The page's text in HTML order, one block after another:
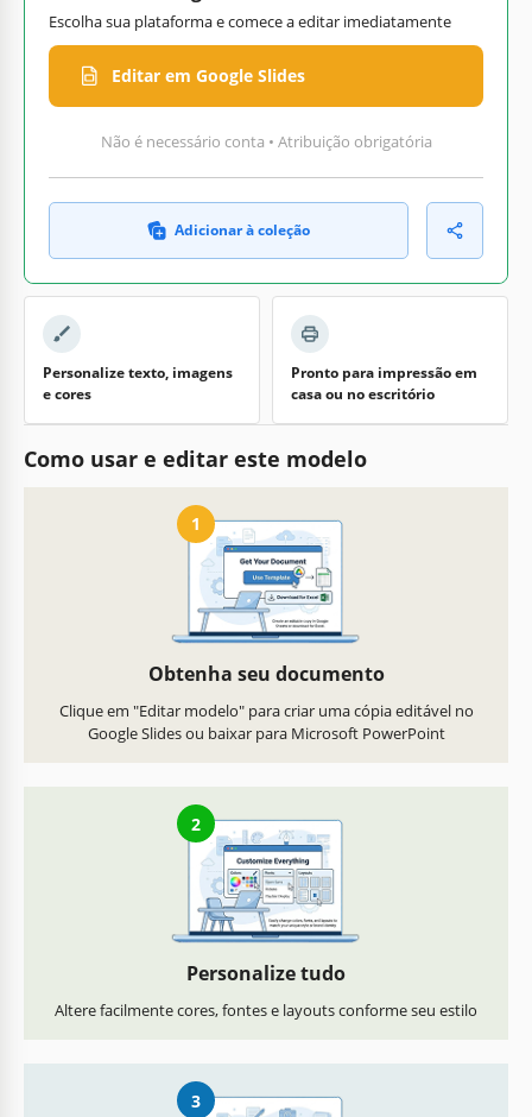
Escolha sua plataforma e comece a editar imediatamente
Editar em Google Slides
Não é necessário conta • Atribuição obrigatória
Adicionar à coleção
Personalize texto, imagens
e cores
Pronto para impressão em
casa ou no escritório
Como usar e editar este modelo
1
Obtenha seu documento
Clique em "Editar modelo" para criar uma cópia editável no
Google Slides ou baixar para Microsoft PowerPoint
2
Personalize tudo
Altere facilmente cores, fontes e layouts conforme seu estilo
3